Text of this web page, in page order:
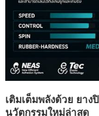
เติมเต็มพลังด้วย ยา
นวัตกรรมใหม่ล่าสุด